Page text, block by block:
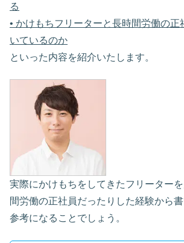
る
• かけもちフリーターと長時間労働の正
いているのか
といった内容を紹介いたします。
実際にかけもちをしてきたフリーター
間労働の正社員だったりした経験から
参考になることでしょう。